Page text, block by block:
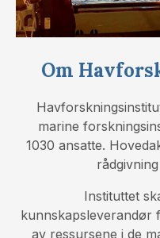
Om
marine
1030 ansatte.
Instituttet
av ressursene i de